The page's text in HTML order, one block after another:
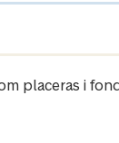
placeras i